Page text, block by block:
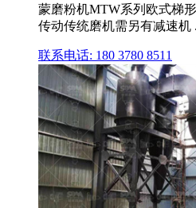
蒙磨粉机MTW系列欧式梯
传动传统磨机需另有减速机
联系电话: 180 3780 8511